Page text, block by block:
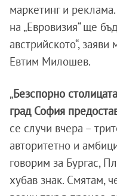
маркетинг и
на „Евровизия“ ще
австрийското“, заяви
Евтим Милошев.
„Безспорно
град София
се случи вчера –
авторитетно и
говорим за Бургас,
хубав знак. Смятам,